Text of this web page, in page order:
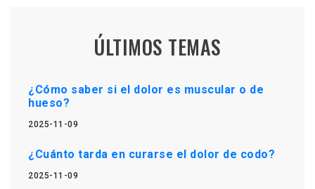
ÚLTIMOS TEMAS
¿Cómo saber si el dolor es muscular o de
hueso?
2025-11-09
¿Cuánto tarda en curarse el dolor de codo?
2025-11-09